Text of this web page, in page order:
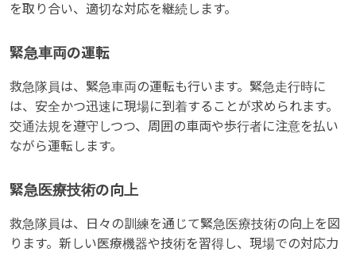
を取り合い、適切な対応を継続します。
緊急車両の運転
救急隊員は、緊急車両の運転も行います。緊急走行時に
は、安全かつ迅速に現場に到着することが求められます。
交通法規を遵守しつつ、周囲の車両や歩行者に注意を払い
ながら運転します。
緊急医療技術の向上
救急隊員は、日々の訓練を通じて緊急医療技術の向上を図
ります。新しい医療機器や技術を習得し、現場での対応力